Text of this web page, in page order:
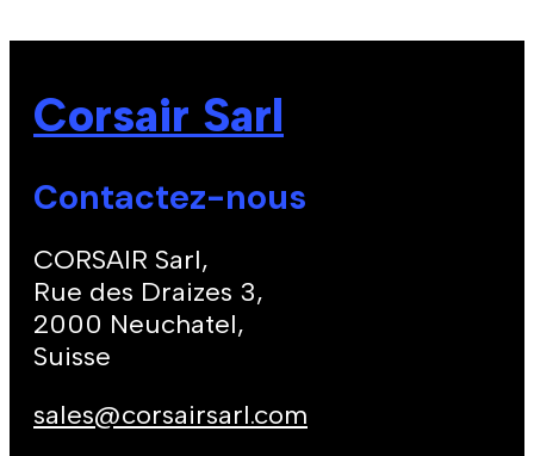
Corsair Sarl
Contactez-nous
CORSAIR Sarl,
Rue des Draizes 3,
2000 Neuchatel,
Suisse
sales@corsairsarl.com